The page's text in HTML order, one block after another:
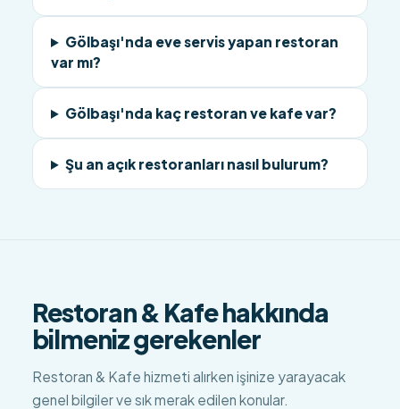
Gölbaşı'nda eve servis yapan restoran
var mı?
Gölbaşı'nda kaç restoran ve kafe var?
Şu an açık restoranları nasıl bulurum?
Restoran & Kafe hakkında
bilmeniz gerekenler
Restoran & Kafe hizmeti alırken işinize yarayacak
genel bilgiler ve sık merak edilen konular.